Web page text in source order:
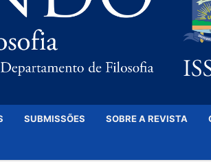
SUBMISSÕES SOBRE A REVISTA